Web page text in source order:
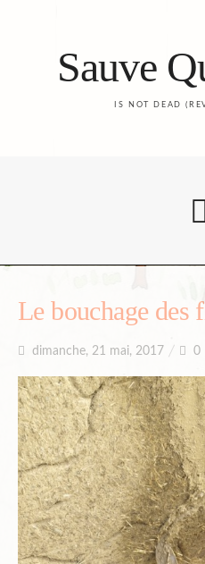
Sauve
IS NOT DEAD
Le
Chantiers en
Le bouchage des
dimanche, 21 mai, 2017 0